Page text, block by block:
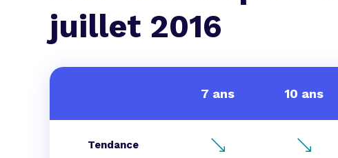
Profitez de notre expertise au meilleur
Trouvez votre prêt conso au meilleur
Bénéficiez de notre expertise en
juillet 2016
7 ans 10 ans
Tendance